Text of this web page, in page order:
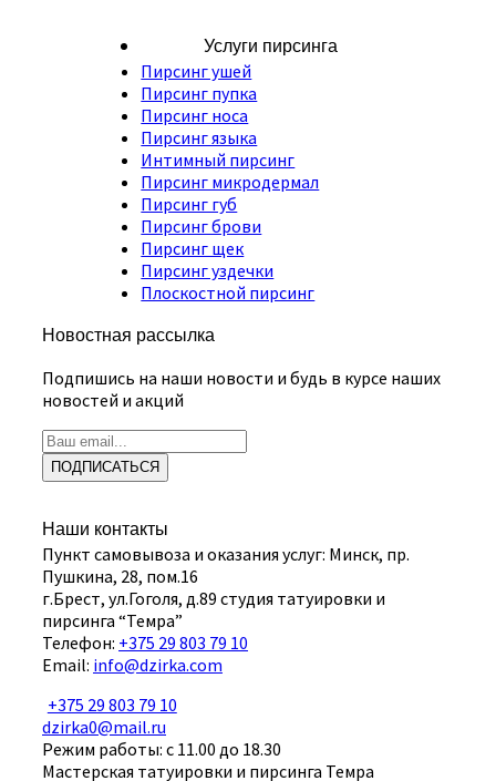
Услуги пирсинга
Пирсинг ушей
Пирсинг пупка
Пирсинг носа
Пирсинг языка
Интимный пирсинг
Пирсинг микродермал
Пирсинг губ
Пирсинг брови
Пирсинг щек
Пирсинг уздечки
Плоскостной пирсинг
Новостная рассылка
Подпишись на наши новости и будь в курсе наших
новостей и акций
ПОДПИСАТЬСЯ
Наши контакты
Пункт самовывоза и оказания услуг: Минск, пр.
Пушкина, 28, пом.16
г.Брест, ул.Гоголя, д.89 студия татуировки и
пирсинга “Темра”
Телефон: +375 29 803 79 10
Email: info@dzirka.com
+375 29 803 79 10
dzirka0@mail.ru
Режим работы: с 11.00 до 18.30
Мастерская татуировки и пирсинга Темра